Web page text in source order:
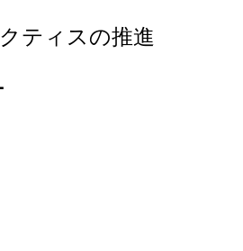
ティスの推進